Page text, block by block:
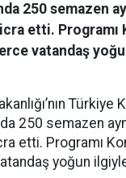
250 semazen
etti. Programı
vatandaş
Türkiye
250 semazen
etti. Programı
yoğun